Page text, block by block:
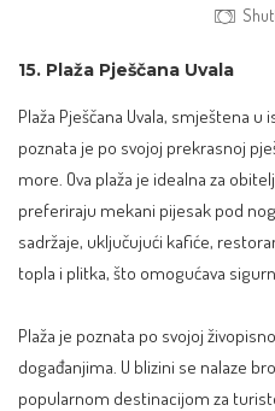
15. Plaža Pješčana Uvala
Plaža Pješčana Uvala, smještena
poznata je po svojoj prekrasnoj
more. Ova plaža je idealna za
preferiraju mekani pijesak pod
sadržaje, uključujući kafiće,
topla i plitka, što omogućava
Plaža je poznata po svojoj
događanjima. U blizini se nalaze
popularnom destinacijom za